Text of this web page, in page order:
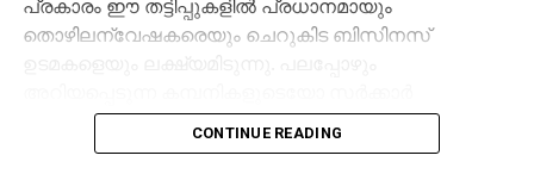
പ്രകാരം ഈ തട്ടിപ്പുകളില്‍ പ്രധാനമായും
തൊഴിലന്വേഷകരെയും ചെറുകിട ബിസിനസ്
ഏജന്‍സികളുടെയോ പേരില്‍ വ്യാജ ജോലി
ലിസ്റ്റിംഗുകള്‍ സൃഷ്ടിക്കപ്പെടുന്നു. ഇരകളോട്
CONTINUE READING